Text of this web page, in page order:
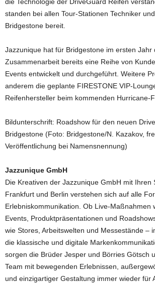
standen bei allen Tour-Stationen Techniker
Bridgestone bereit.
Jazzunique hat für Bridgestone im ersten Jahr
Zusammenarbeit bereits eine Reihe von
Events entwickelt und durchgeführt. Weitere
anderem die geplante FIRESTONE VIP-
Reifenhersteller beim kommenden Hurricane-
Bildunterschrift: Roadshow für den neuen
Bridgestone (Foto: Bridgestone/N. Kazakov,
Veröffentlichung bei Namensnennung)
Jazzunique GmbH
Die Kreativen der Jazzunique GmbH mit Ihren
Frankfurt und Berlin verstehen sich auf alle
Erlebniskommunikation. Ob Live-Maßnahmen
Events, Produktpräsentationen und
wie Stores, Arbeitswelten und Messestände –
die klassische und digitale
sorgen die Brüder Jesper und Börries Götsch
Team mit bewegenden Erlebnissen,
und einzigartiger Gestaltung immer wieder für